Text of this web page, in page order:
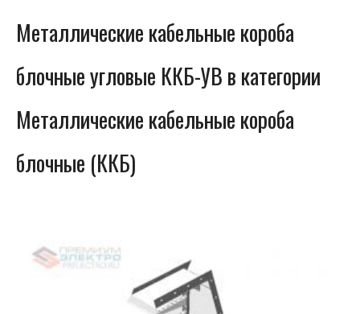
Металлические кабельные короба
блочные угловые ККБ-УВ в категории
Металлические кабельные короба
блочные (ККБ)